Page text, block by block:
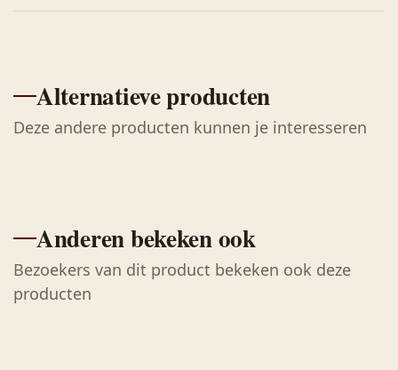
Alternatieve producten
Deze andere producten kunnen je interesseren
Anderen bekeken ook
Bezoekers van dit product bekeken ook deze
producten